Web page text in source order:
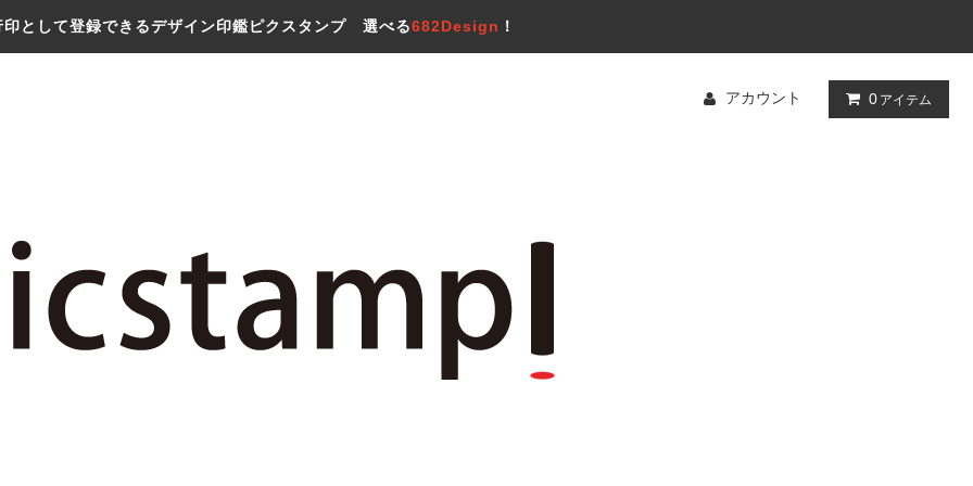
印として登録できるデザイン印鑑ピクスタンプ 選べる682Design ！
アカウント 0 アイテム